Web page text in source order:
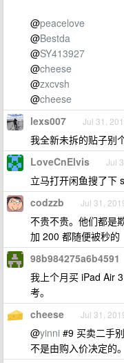
@peacelove
@Bestda
@SY413927
@cheese
@zxcvsh
@cheese
lexs007 Jul 31,
我全新未拆的贴子别
LoveCnElvis Jul
立马打开闲鱼搜了下
codzzb Jul 31,
不贵不贵。他们都是
加 200 都随便被秒的
98b984275a6b4591
我上个月买 iPad Air
考。
cheese Jul 31,
@yinni #9 买卖二手
不是由购入价决定的